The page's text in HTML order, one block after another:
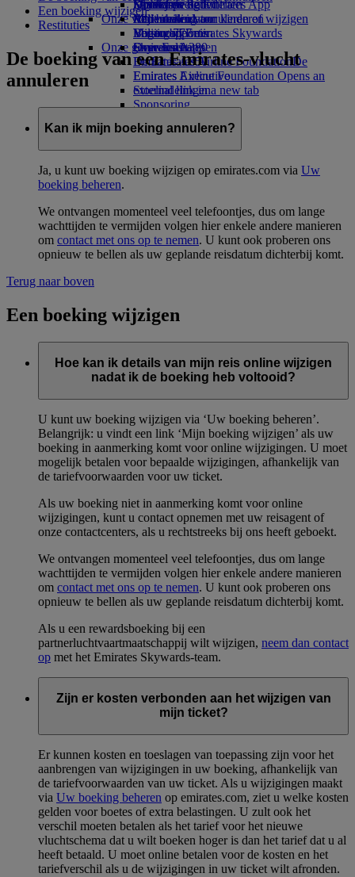
Drankjes
Onze vloot
Boeing 777
Emirates A380
Emirates A350
Emirates Executive
Stoelindelingen
Kinderspeelgoed
Activiteiten voor kinderen
Duurzame activiteiten
Milieubeleid
Milieurapporten
Onze gemeenschappen
De Emirates Airline FoundationDe
Emirates Airline Foundation Opens an
external link in a new tab
Sponsoring
Skywards Rail
Mijlencalculator
Log in bij Emirates Skywards
Skywards+
Mobiel en de Emirates App
Een boeking annuleren of wijzigen
Verstoorde reis
Over Emirates
Een boeking wijzigen
Restituties
De boeking van een Emirates-vlucht
annuleren
Kan ik mijn boeking annuleren?
Ja, u kunt uw boeking wijzigen op emirates.com via Uw
boeking beheren.
We ontvangen momenteel veel telefoontjes, dus om lange
wachttijden te vermijden volgen hier enkele andere manieren
om contact met ons op te nemen. U kunt ook proberen ons
opnieuw te bellen als uw geplande reisdatum dichterbij komt.
Terug naar boven
Een boeking wijzigen
Hoe kan ik details van mijn reis online wijzigen
nadat ik de boeking heb voltooid?
U kunt uw boeking wijzigen via ‘Uw boeking beheren’.
Belangrijk: u vindt een link ‘Mijn boeking wijzigen’ als uw
boeking in aanmerking komt voor online wijzigingen. U moet
mogelijk betalen voor bepaalde wijzigingen, afhankelijk van
de tariefvoorwaarden voor uw ticket.
Als uw boeking niet in aanmerking komt voor online
wijzigingen, kunt u contact opnemen met uw reisagent of
onze contactcenters, als u rechtstreeks bij ons heeft geboekt.
We ontvangen momenteel veel telefoontjes, dus om lange
wachttijden te vermijden volgen hier enkele andere manieren
om contact met ons op te nemen. U kunt ook proberen ons
opnieuw te bellen als uw geplande reisdatum dichterbij komt.
Als u een rewardsboeking bij een
partnerluchtvaartmaatschappij wilt wijzigen, neem dan contact
op met het Emirates Skywards-team.
Zijn er kosten verbonden aan het wijzigen van
mijn ticket?
Er kunnen kosten en toeslagen van toepassing zijn voor het
aanbrengen van wijzigingen in uw boeking, afhankelijk van
de tariefvoorwaarden van uw ticket. Als u wijzigingen maakt
via Uw boeking beheren op emirates.com, ziet u welke kosten
gelden voor boetes of extra belastingen. U zult ook het
verschil moeten betalen als het tarief voor het nieuwe
vluchtschema dat u wilt boeken hoger is dan het tarief dat u al
heeft betaald. U moet online betalen voor de kosten en het
tariefverschil als u de wijzigingen in uw ticket wilt afronden.